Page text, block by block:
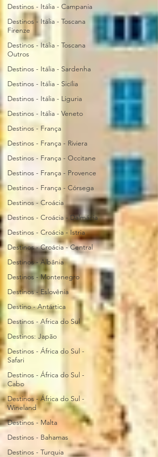
Destinos - Itália - Campania
Destinos - Itália - Toscana
Firenze
Destinos - Itália - Toscana
Outros
Destinos - Itália - Sardenha
Destinos - Itália - Sicília
Destinos - Itália - Liguria
Destinos - Itália - Veneto
Destinos - França
Destinos - França - Riviera
Destinos - França - Occitane
Destinos - França - Provence
Destinos - França - Córsega
Destinos - Croácia
Destinos - Croácia - Dalmácia
Destinos - Croácia - Istria
Destinos - Croácia - Central
Destinos - Albânia
Destinos - Montenegro
Destinos - Eslovênia
Destino - Antártica
Destinos - Africa do Sul
Destinos: Japão
Destinos - África do Sul -
Safari
Destinos - África do Sul -
Cabo
Destinos - África do Sul -
Wineland
Destinos - Malta
Destinos - Bahamas
Destinos - Turquia